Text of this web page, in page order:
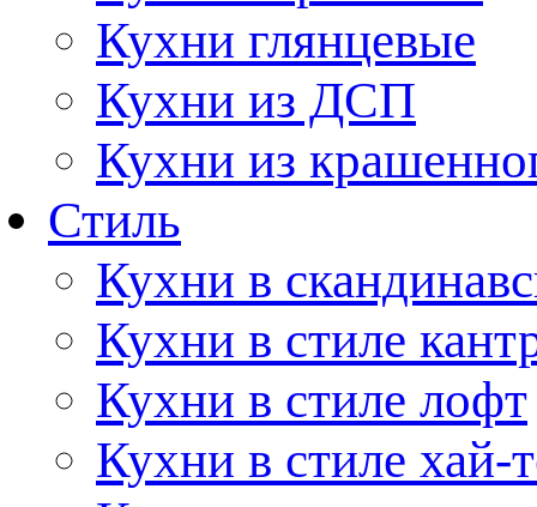
Кухни глянцевые
Кухни из ДСП
Кухни из
Стиль
Кухни в
Кухни в стиле
Кухни в стиле лофт
Кухни в стиле хай-